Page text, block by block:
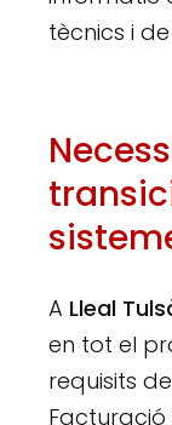
tècnics i
A Lleal
en tot el
requisits
Facturació i